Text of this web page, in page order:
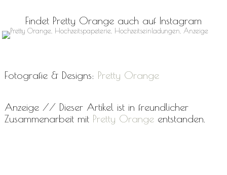
Findet Pretty Orange auch auf Instagram
Fotografie & Designs: Pretty Orange
Anzeige // Dieser Artikel ist in freundlicher
Zusammenarbeit mit Pretty Orangeentstanden.